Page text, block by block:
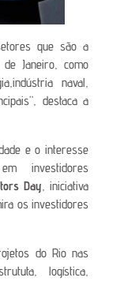
que são a
Janeiro, como
naval,
destaca a
e o interesse
investidores
Day, iniciativa
os investidores
do Rio nas
logística,